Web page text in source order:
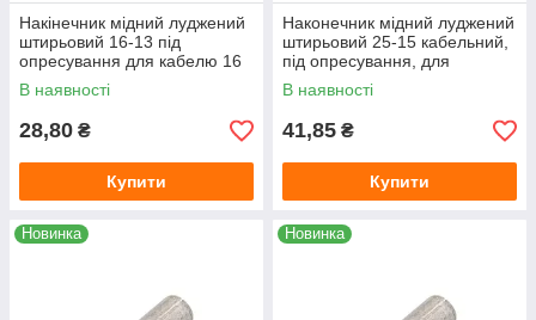
Накінечник мідний луджений
штирьовий 16-13 під
опресування для кабелю 16
мм²
В наявності
28,80 ₴
Купити
Наконечник мідний луджений
штирьовий 25-15 кабельний,
під опресування, для
проводу 25 мм², довжина 15
мм
В наявності
41,85 ₴
Купити
Новинка Новинка